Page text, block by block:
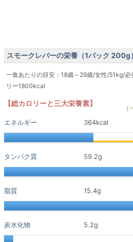
スモークレバーの栄養（1パック 200g）
一食あたりの目安：18歳～29歳/女性/51kg/必
リー1800kcal
【総カロリーと三大栄養素】
エネルギー
364kcal
タンパク質 59.2g
脂質 15.4g
炭水化物 5.2g